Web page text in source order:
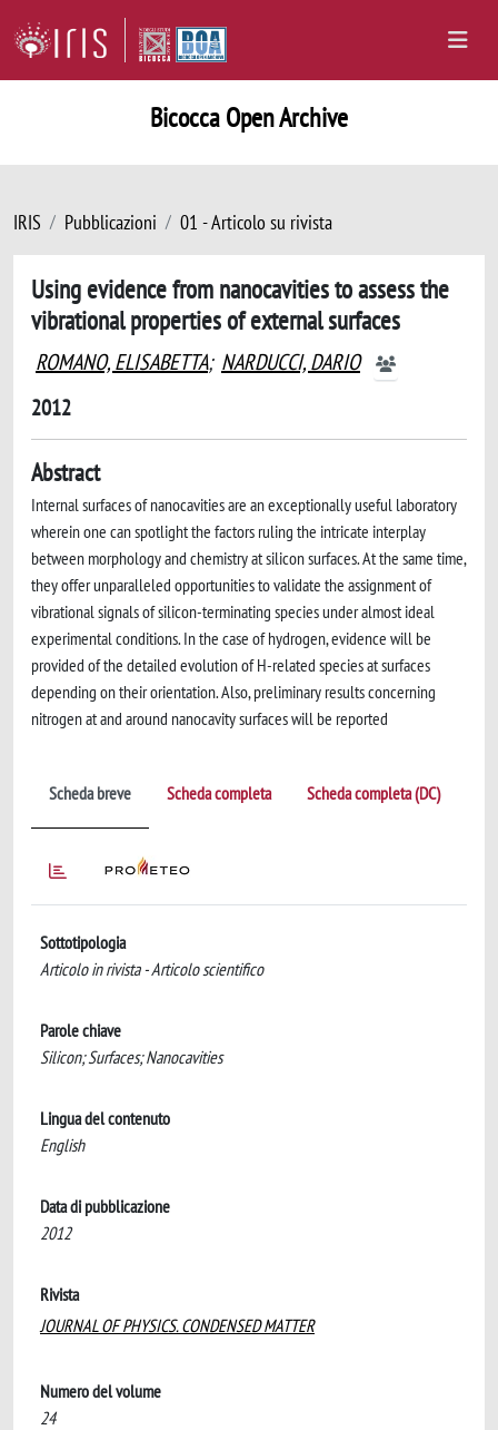
Bicocca Open Archive
IRIS Pubblicazioni 01 - Articolo su rivista
Using evidence from nanocavities to assess the
vibrational properties of external surfaces
ROMANO, ELISABETTA; NARDUCCI, DARIO
2012
Abstract
Internal surfaces of nanocavities are an exceptionally useful laboratory
wherein one can spotlight the factors ruling the intricate interplay
between morphology and chemistry at silicon surfaces. At the same time,
they offer unparalleled opportunities to validate the assignment of
vibrational signals of silicon-terminating species under almost ideal
experimental conditions. In the case of hydrogen, evidence will be
provided of the detailed evolution of H-related species at surfaces
depending on their orientation. Also, preliminary results concerning
nitrogen at and around nanocavity surfaces will be reported
Scheda breve Scheda completa Scheda completa (DC)
Sottotipologia
Articolo in rivista - Articolo scientifico
Parole chiave
Silicon; Surfaces; Nanocavities
Lingua del contenuto
English
Data di pubblicazione
2012
Rivista
JOURNAL OF PHYSICS. CONDENSED MATTER
Numero del volume
24